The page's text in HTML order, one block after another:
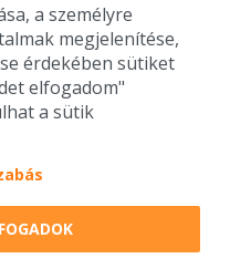
- Diston-line Kft.
áron, egy helyen az összes
étterem ajánlata.
a személyre
megjelenítése,
érdekében sütiket
elfogadom"
a sütik